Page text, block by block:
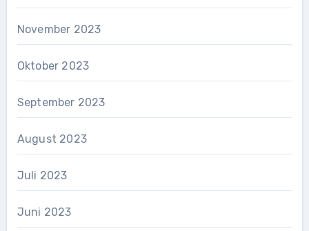
November 2023
Oktober 2023
September 2023
August 2023
Juli 2023
Juni 2023